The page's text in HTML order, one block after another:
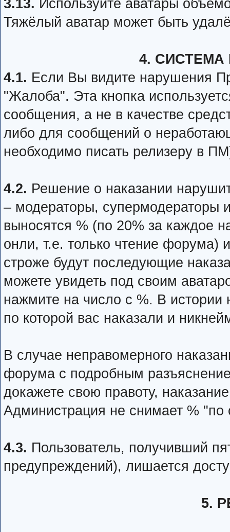
3.13. Используйте аватары
Тяжёлый аватар может быть
4.
4.1. Если Вы видите нарушения
"Жалоба". Эта кнопка
cooбщeния, а не в качестве
либо для сообщений о
необходимо писать релизеру в
4.2. Решение о наказании
– модераторы, супермодераторы
выносятся % (по 20% за каждое
онли, т.е. только чтение
строже будут последующие
можете увидеть под своим
нажмите на число с %. В истории
по которой вас наказали и
В случае неправомерного
форума с подробным
докажете свою правоту,
Администрация не снимает % "по
4.3. Пользователь, получивший
предупреждений), лишается
5.